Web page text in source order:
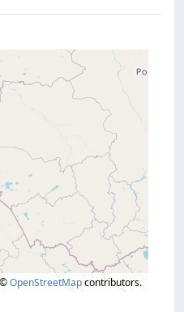
©OpenStreetMapcontributors.